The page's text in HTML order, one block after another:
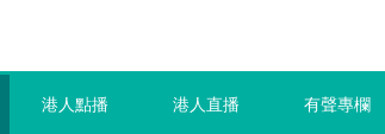
港人點播 港人直播 有聲專欄